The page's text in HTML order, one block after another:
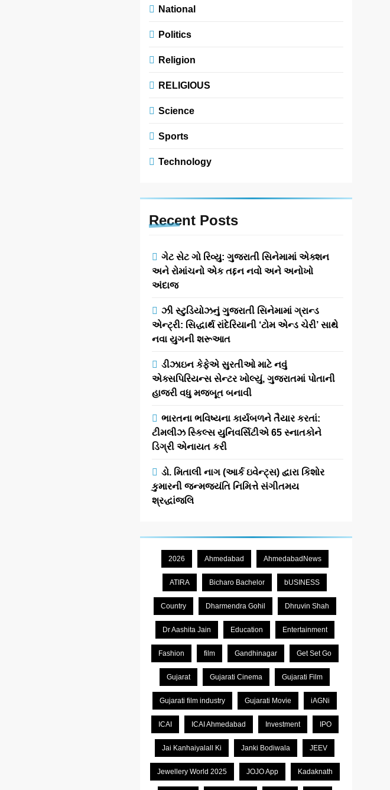
National
Politics
Religion
RELIGIOUS
Science
Sports
Technology
Recent Posts
ગેટ સેટ ગો રિવ્યુ: ગુજરાતી સિનેમામાં એક્શન
અને રોમાંચનો એક તદ્દન નવો અને અનોખો
અંદાજ
ઝી સ્ટુડિયોઝનું ગુજરાતી સિનેમામાં ગ્રાન્ડ
એન્ટ્રી: સિદ્ધાર્થ રાંદેરિયાની ‘ટોમ એન્ડ ચેરી’ સાથે
નવા યુગની શરૂઆત
ડીઝાઇન કેફેએ સુરતીઓ માટે નવું
એક્સપિરિયન્સ સેન્ટર ખોલ્યું, ગુજરાતમાં પોતાની
હાજરી વધુ મજબૂત બનાવી
ભારતના ભવિષ્યના કાર્યબળને તૈયાર કરતાં:
ટીમલીઝ સ્કિલ્સ યુનિવર્સિટીએ 65 સ્નાતકોને
ડિગ્રી એનાયત કરી
ડો. મિતાલી નાગ (આર્ક ઇવેન્ટ્સ) દ્વારા કિશોર
કુમારની જન્મજયંતિ નિમિત્તે સંગીતમય
શ્રદ્ધાંજલિ
2026 Ahmedabad AhmedabadNews
ATIRA Bicharo Bachelor bUSINESS
Country Dharmendra Gohil Dhruvin Shah
Dr Aashita Jain Education Entertainment
Fashion film Gandhinagar Get Set Go
Gujarat Gujarati Cinema Gujarati Film
Gujarati film industry Gujarati Movie iAGNi
ICAI ICAI Ahmedabad Investment IPO
Jai Kanhaiyalall Ki Janki Bodiwala JEEV
Jewellery World 2025 JOJO App Kadaknath